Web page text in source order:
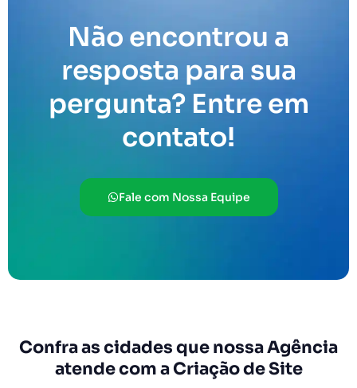
Não encontrou a
resposta para sua
pergunta? Entre em
contato!
Fale com Nossa Equipe
Confra as cidades que nossa Agência
atende com a Criação de Site